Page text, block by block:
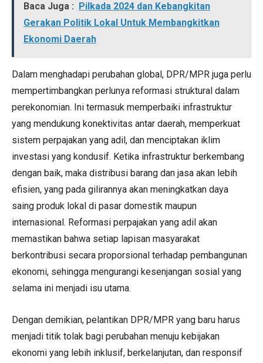
Baca Juga : Pilkada 2024 dan Kebangkitan
Gerakan Politik Lokal Untuk Membangkitkan
Ekonomi Daerah
Dalam menghadapi perubahan global, DPR/MPR juga perlu
mempertimbangkan perlunya reformasi struktural dalam
perekonomian. Ini termasuk memperbaiki infrastruktur
yang mendukung konektivitas antar daerah, memperkuat
sistem perpajakan yang adil, dan menciptakan iklim
investasi yang kondusif. Ketika infrastruktur berkembang
dengan baik, maka distribusi barang dan jasa akan lebih
efisien, yang pada gilirannya akan meningkatkan daya
saing produk lokal di pasar domestik maupun
internasional. Reformasi perpajakan yang adil akan
memastikan bahwa setiap lapisan masyarakat
berkontribusi secara proporsional terhadap pembangunan
ekonomi, sehingga mengurangi kesenjangan sosial yang
selama ini menjadi isu utama.
Dengan demikian, pelantikan DPR/MPR yang baru harus
menjadi titik tolak bagi perubahan menuju kebijakan
ekonomi yang lebih inklusif, berkelanjutan, dan responsif